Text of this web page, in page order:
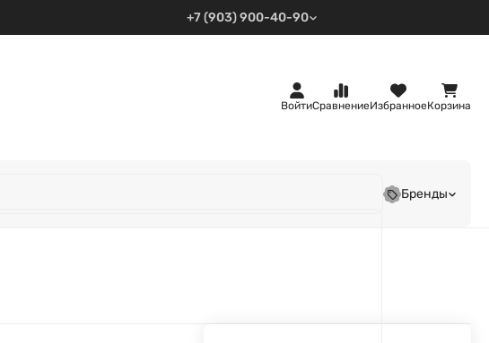
+7 (903) 900-40-90
ВойтиСравнениеИзбранноеКорзина
Бренды